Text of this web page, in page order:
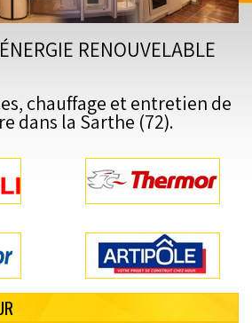
chauffage et entretien de
dans la Sarthe (72).
RENOUVELABLE